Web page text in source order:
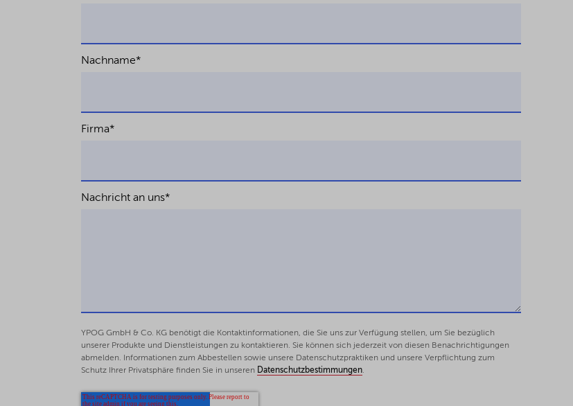
Nachname*
Firma*
Nachricht an uns*
YPOG GmbH & Co. KG benötigt die Kontaktinformationen, die Sie uns zur Verfügung stellen, um Sie bezüglich
unserer Produkte und Dienstleistungen zu kontaktieren. Sie können sich jederzeit von diesen Benachrichtigungen
abmelden. Informationen zum Abbestellen sowie unsere Datenschutzpraktiken und unsere Verpflichtung zum
Schutz Ihrer Privatsphäre finden Sie in unseren Datenschutzbestimmungen.